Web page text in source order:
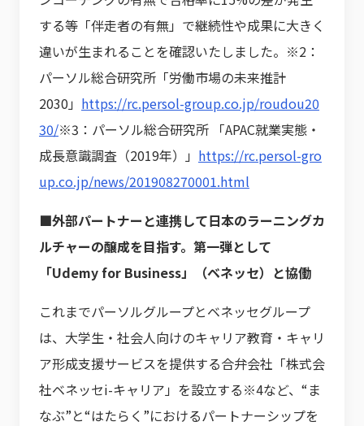
する等「伴走者の有無」で継続性や成果に大きく
違いが生まれることを確認いたしました。※2：
パーソル総合研究所「労働市場の未来推計
2030」 https://rc.persol-group.co.jp/roudou20
30/※3：パーソル総合研究所 「APAC就業実態・
成長意識調査（2019年）」 https://rc.persol-gro
up.co.jp/news/201908270001.html
■外部パートナーと連携して日本のラーニングカ
ルチャーの醸成を目指す。 第一弾として
「Udemy for Business」（ベネッセ）と協働
これまでパーソルグループとベネッセグループ
は、大学生・社会人向けのキャリア教育・キャリ
ア形成支援サービスを提供する合弁会社「株式会
社ベネッセi-キャリア」を設立する※4など、“ま
なぶ”と“はたらく”におけるパートナーシップを